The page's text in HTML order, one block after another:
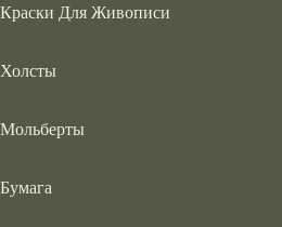
Краски Для Живописи
Холсты
Мольберты
Бумага